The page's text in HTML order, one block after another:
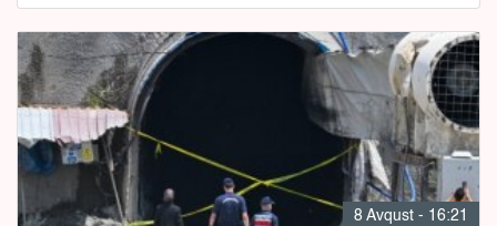
8 Avqust - 16:21